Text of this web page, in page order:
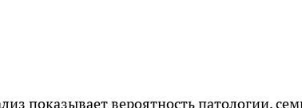
показывает вероятность патологии,